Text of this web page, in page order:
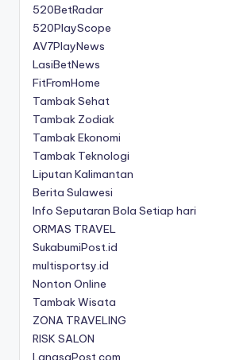
520BetRadar
520PlayScope
AV7PlayNews
LasiBetNews
FitFromHome
Tambak Sehat
Tambak Zodiak
Tambak Ekonomi
Tambak Teknologi
Liputan Kalimantan
Berita Sulawesi
Info Seputaran Bola Setiap hari
ORMAS TRAVEL
SukabumiPost.id
multisportsy.id
Nonton Online
Tambak Wisata
ZONA TRAVELING
RISK SALON
LangsaPost.com